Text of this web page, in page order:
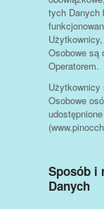
tych Danych
Osobowe są
Operatorem.
Użytkownicy
Osobowe
Sposób i
Danych